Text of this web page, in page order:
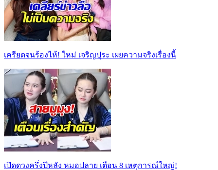
เครียดจนร้องไห้! ใหม่ เจริญปุระ เผยความจริงเรื่องนี้
เปิดดวงครึ่งปีหลัง หมอปลาย เตือน 8 เหตุการณ์ใหญ่!